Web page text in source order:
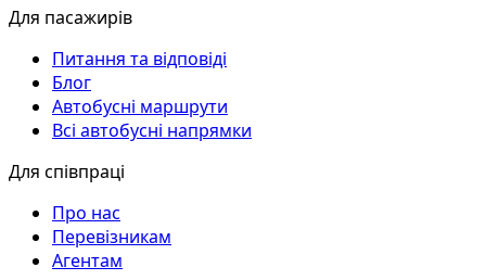
Для пасажирів
Питання та відповіді
Блог
Автобусні маршрути
Всі автобусні напрямки
Для співпраці
Про нас
Перевізникам
Агентам